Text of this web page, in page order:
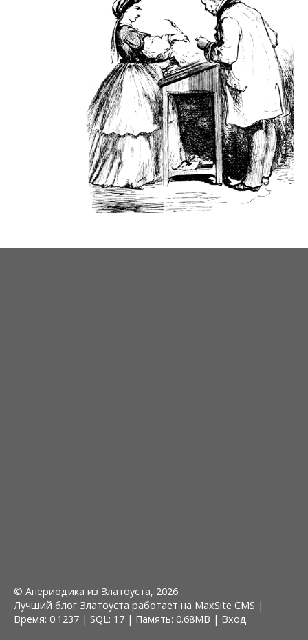
© Апериодика из Златоуста, 2026
Лучший блог Златоуста работает на MaxSite CMS |
Время: 0.1237 | SQL: 17 | Память: 0.68MB | Вход